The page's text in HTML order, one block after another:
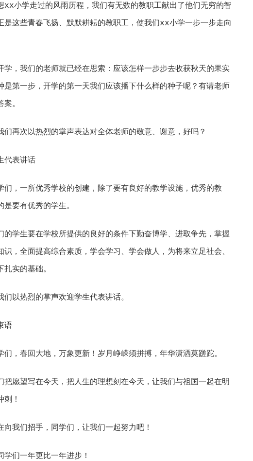
xx小学走过的风雨历程，我们有无数的教职工献出了他们无穷的智
是这些青春飞扬、默默耕耘的教职工，使我们xx小学一步一步走向
学，我们的老师就已经在思索：应该怎样一步步去收获秋天的果实
是第一步，开学的第一天我们应该播下什么样的种子呢？有请老师
。
们再次以热烈的掌声表达对全体老师的敬意、谢意，好吗？
代表讲话
们，一所优秀学校的创建，除了要有良好的教学设施，优秀的教
是要有优秀的学生。
的学生要在学校所提供的良好的条件下勤奋博学、进取争先，掌握
识，全面提高综合素质，学会学习、学会做人，为将来立足社会、
实的基础。
们以热烈的掌声欢迎学生代表讲话。
语
们，春回大地，万象更新！岁月峥嵘须拼搏，年华潇洒莫蹉跎。
把愿望写在今天，把人生的理想刻在今天，让我们与祖国一起在明
刺！
向我们招手，同学们，让我们一起努力吧！
学们一年更比一年进步！